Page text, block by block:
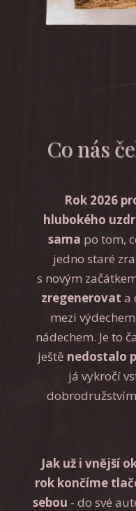
Co nás
Rok 2026
hlubokého
sama po tom,
jedno staré
s novým
zregenerovat a
mezi
nádechem. Je to
ještě nedostalo
já vykročí
dobrodružstvím
Jak už i vnější
rok končíme
sebou - do své